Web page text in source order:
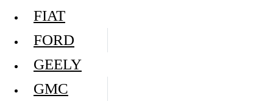
FIAT
FORD
GEELY
GMC